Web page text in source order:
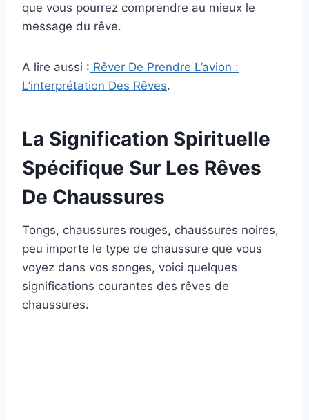
que vous pourrez comprendre au mieux le
message du rêve.
A lire aussi : Rêver De Prendre L’avion :
L’interprétation Des Rêves.
La Signification Spirituelle
Spécifique Sur Les Rêves
De Chaussures
Tongs, chaussures rouges, chaussures noires,
peu importe le type de chaussure que vous
voyez dans vos songes, voici quelques
significations courantes des rêves de
chaussures.